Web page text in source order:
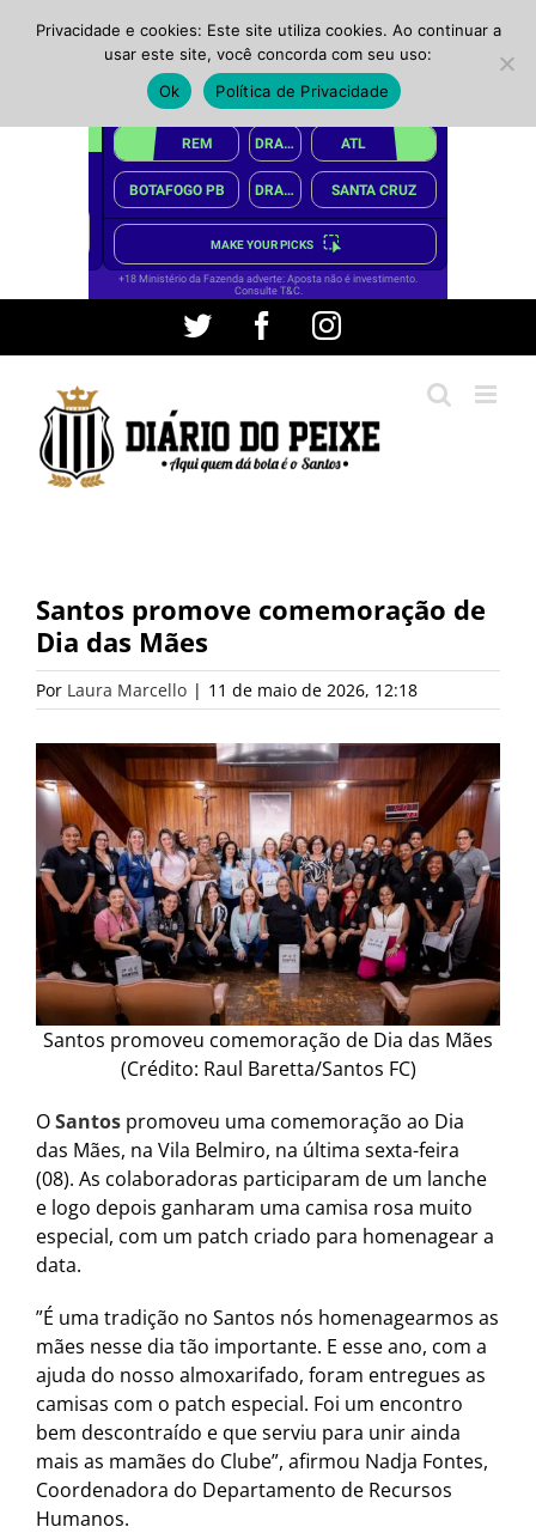
conteúdo
Twitter FacebookInstagram
Santos promove comemoração de
Dia das Mães
Por Laura Marcello | 11 de maio de 2026, 12:18
Santos promoveu comemoração de Dia das Mães
(Crédito: Raul Baretta/Santos FC)
OSantos promoveu uma comemoração ao Dia
das Mães, na Vila Belmiro, na última sexta-feira
(08). As colaboradoras participaram de um lanche
e logo depois ganharam uma camisa rosa muito
especial, com um patch criado para homenagear a
data.
”É uma tradição no Santos nós homenagearmos as
mães nesse dia tão importante. E esse ano, com a
ajuda do nosso almoxarifado, foram entregues as
camisas com o patch especial. Foi um encontro
bem descontraído e que serviu para unir ainda
mais as mamães do Clube”, afirmou Nadja Fontes,
Coordenadora do Departamento de Recursos
Humanos.
Privacidade e cookies: Este site utiliza cookies. Ao continuar a
usar este site, você concorda com seu uso:
Ok
Política de Privacidade